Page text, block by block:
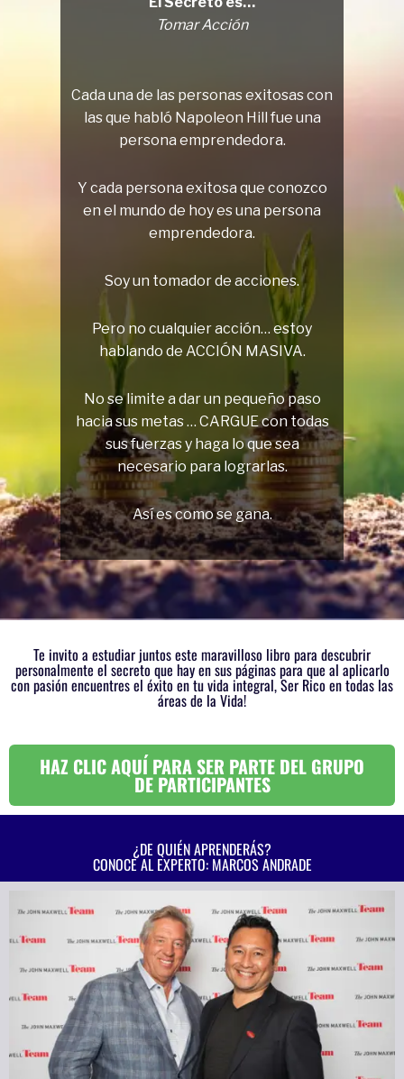
Tomar Acción
Cada una de las personas exitosas con
las que habló Napoleon Hill fue una
persona emprendedora.
Y cada persona exitosa que conozco
en el mundo de hoy es una persona
emprendedora.
Soy un tomador de acciones.
Pero no cualquier acción… estoy
hablando de ACCIÓN MASIVA.
No se limite a dar un pequeño paso
hacia sus metas … CARGUE con todas
sus fuerzas y haga lo que sea
necesario para lograrlas.
Así es como se gana.
Te invito a estudiar juntos este maravilloso libro para descubrir
personalmente el secreto que hay en sus páginas para que al aplicarlo
con pasión encuentres el éxito en tu vida integral, Ser Rico en todas las
áreas de la Vida!
HAZ CLIC AQUÍ PARA SER PARTE DEL GRUPO
DE PARTICIPANTES
¿DE QUIÉN APRENDERÁS?
CONOCE AL EXPERTO: MARCOS ANDRADE